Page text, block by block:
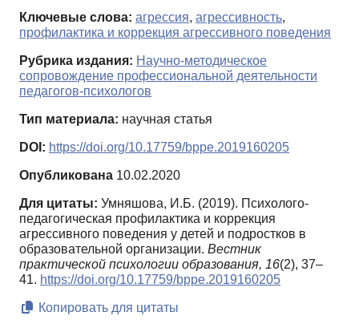
Ключевые слова: агрессия, агрессивность,
профилактика и коррекция агрессивного поведения
Рубрика издания: Научно-методическое
сопровождение профессиональной деятельности
педагогов-психологов
Тип материала: научная статья
DOI: https://doi.org/10.17759/bppe.2019160205
Опубликована 10.02.2020
Для цитаты: Умняшова, И.Б. (2019). Психолого-
педагогическая профилактика и коррекция
агрессивного поведения у детей и подростков в
образовательной организации. Вестник
практической психологии образования, 16(2), 37–
41. https://doi.org/10.17759/bppe.2019160205
Копировать для цитаты